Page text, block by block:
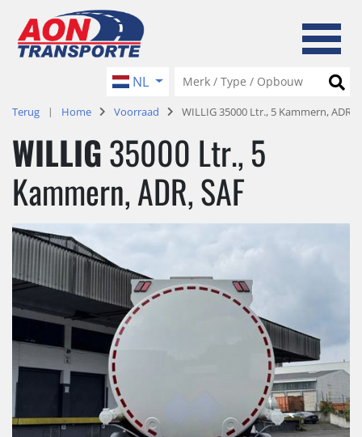
NL
Terug Home Voorraad WILLIG 35000 Ltr., 5 Kammern, ADR,
WILLIG35000 Ltr., 5
Kammern, ADR, SAF